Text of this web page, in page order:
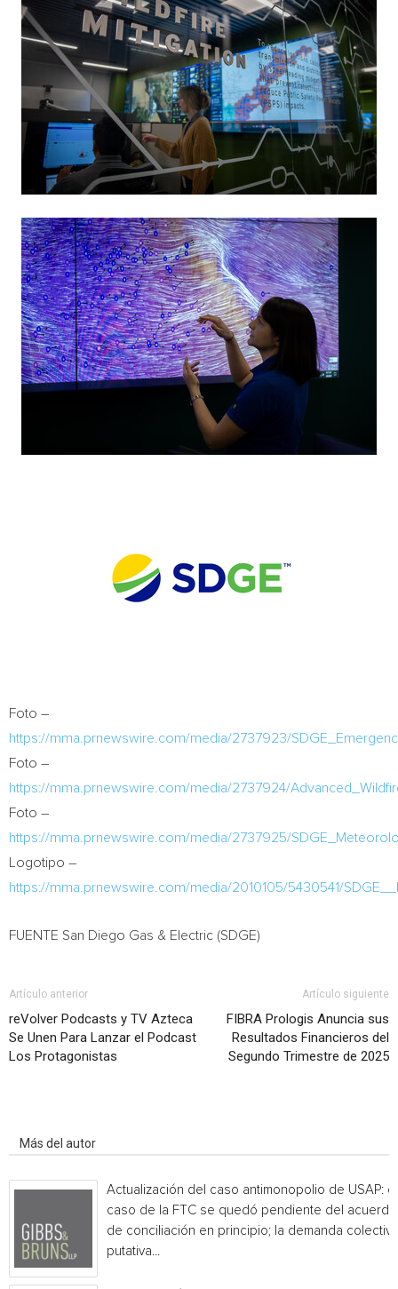
Foto –
https://mma.prnewswire.com/media/2737923/
Foto –
https://mma.prnewswire.com/media/2737924/
Foto –
https://mma.prnewswire.com/media/2737925/
Logotipo –
https://mma.prnewswire.com/media/2010105/5430541/
FUENTE San Diego Gas & Electric (SDGE)
Artículo anterior
reVolver Podcasts y TV Azteca
Se Unen Para Lanzar el Podcast
Los Protagonistas
Artículo siguiente
FIBRA Prologis Anuncia sus
Resultados Financieros del
Segundo Trimestre de 2025
Más del autor
Actualización del caso antimonopolio de USAP: el
caso de la FTC se quedó pendiente del acuerdo
de conciliación en principio; la demanda colectiva
putativa...